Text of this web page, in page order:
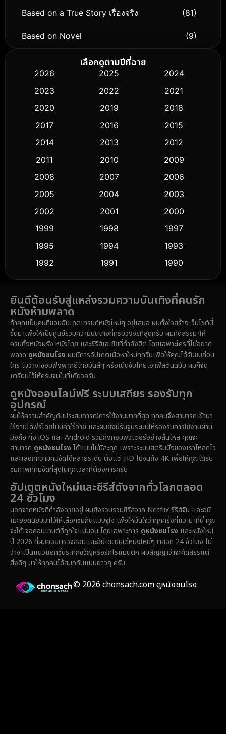
Based on a True Story เรื่องจริง (81)
Based on Novel (9)
Biography ชีวิตจริง
Classic หนังคลาสสิก (50)
Comedy ตลก (451)
Crime อาชญากรรม (530)
Cult Film
Dance เต้น (10)
Detective สืบสวน
Disaster
Disney+ (5)
Documentary สารคดี (92)
Dystopian
Emotional (61)
Epic มหากาพย์ (228)
Family ครอบครัว
Fantasy จินตนาการ (336)
Fiction (14)
Gothic
เลือกดูตามปีที่ฉาย
2026 2025
2024
2023
2022
2021
2020
2019
2018
2017
2016
2015
2014
2013
2012
2011
2010
2009
2008
2007
2006
2005
2004
2003
2002
2001
2000
1999
1998
1997
1995
1994
1993
1992
1991
1990
1989
1988
1986
1985
1983
1982
1981
1971
1962 1953
ยินดีต้อนรับสู่แหล่งรวมความบันเทิงที่คนรัก
หนังห้ามพลาด
ถ้าคุณเป็นคนที่ชอบอัปเดตเทรนด์หนังใหม่ๆ อยู่เสมอ ผมตั้งใจสร้างเว็บไซต์นี้
ขึ้นมาเพื่อให้เป็นศูนย์รวมความบันเทิงที่ครบวงจรที่สุดครับ ผมคัดสรรมาให้
ครบทั้งหนังฝรั่ง หนังไทย และซีรีส์เอเชียที่กำลังฮิต โดยเฉพาะใครที่ไม่อยาก
พลาด ดูหนังชนโรง ผมมีการอัปเดตเนื้อหาใหม่ทุกวันเพื่อให้คุณได้รับชมก่อน
ใคร ไม่ว่าจะชอบฟังพากย์ไทยมันส์ๆ หรือเน้นซับไทยเอาฟีลต้นฉบับ ผมก็จัด
เตรียมไว้ให้ครบจบในที่เดียวครับ
ดูหนังออนไลน์ฟรี ระบบเสถียร รองรับทุก
อุปกรณ์
ผมให้ความสำคัญกับประสบการณ์การใช้งานมากที่สุด ทุกคนจึงสามารถเข้ามา
ใช้งานได้ฟรีโดยไม่มีค่าใช้จ่าย และผมยังปรับจูนระบบให้รองรับการใช้งานผ่าน
มือถือ ทั้ง iOS และ Android รวมถึงคอมพิวเตอร์อย่างลื่นไหล คุณจะ
สามารถ ดูหนังชนโรง ได้แบบไม่มีสะดุด เพราะระบบสตรีมมิ่งของเราโหลดไว
และเลือกความคมชัดได้หลายระดับ ตั้งแต่ HD ไปจนถึง 4K เพื่อให้คุณได้รับ
ชมภาพที่คมชัดที่สุดในทุกเวลาที่ต้องการครับ
อัปเดตหนังใหม่และซีรีส์ดังจากทั่วโลกตลอด
24 ชั่วโมง
นอกจากหนังที่กำลังฉายอยู่ ผมยังรวบรวมซีรีส์จาก Netflix ซีรีส์จีน และอนิ
เมะยอดนิยมมาไว้ให้เลือกชมกันแบบจุใจ เพื่อให้มั่นใจว่าทุกครั้งที่แวะมาที่นี่ คุณ
จะได้เจอคอนเทนต์ที่ถูกใจแน่นอน โดยเฉพาะการ ดูหนังชนโรง และหนังใหม่
ปี 2026 ที่ผมคอยตรวจสอบและอัปเดตลิสต์หนังใหม่ๆ ตลอด 24 ชั่วโมง ไม่
ว่าจะเป็นแนวแอคชั่นระทึกขวัญหรือรักโรแมนติก ผมสัญญาว่าจะคัดสรรแต่
สิ่งดีๆ มาให้ทุกคนได้สนุกกันแบบยาวๆ ครับ
© 2026 chonsach.com ดูหนังชนโรง